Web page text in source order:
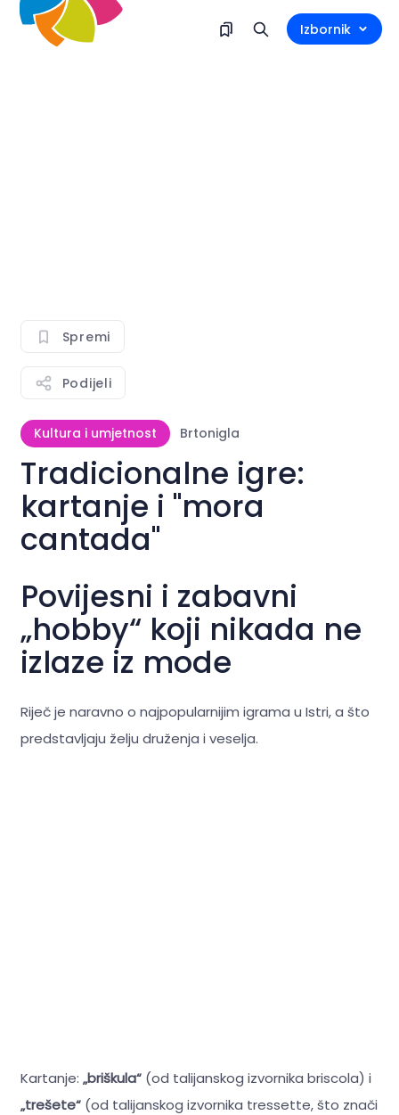
Izbornik
Spremi
Podijeli
Kultura i umjetnost Brtonigla
Tradicionalne igre:
kartanje i "mora
cantada"
Povijesni i zabavni
„hobby“ koji nikada ne
izlaze iz mode
Riječ je naravno o najpopularnijim igrama u Istri, a što
predstavljaju želju druženja i veselja.
Kartanje: „briškula“(od talijanskog izvornika briscola) i
„trešete“(od talijanskog izvornika tressette, što znači